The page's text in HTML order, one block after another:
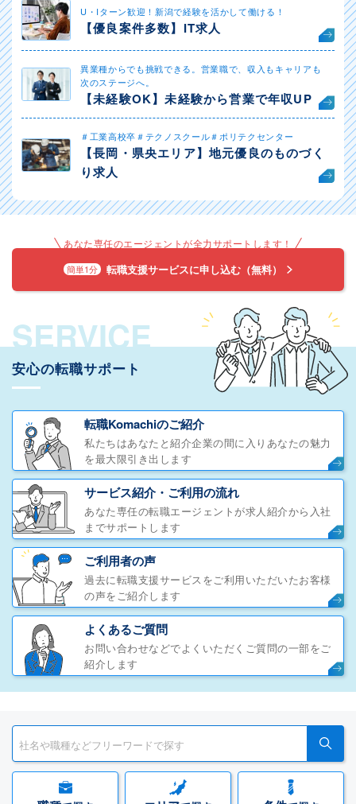
U・Iターン歓迎！新潟で経験を活かして働ける！
【優良案件多数】IT求人
異業種からでも挑戦できる。営業職で、収入もキャリアも
次のステージへ。
【未経験OK】未経験から営業で年収UP
＃工業高校卒＃テクノスクール＃ポリテクセンター
【長岡・県央エリア】地元優良のものづく
り求人
あなた専任のエージェントが全力サポートします！
簡単1分 転職支援サービスに申し込む（無料）
SERVICE
安心の転職サポート
転職Komachiのご紹介
私たちはあなたと紹介企業の間に入りあなたの魅力
を最大限引き出します
サービス紹介・ご利用の流れ
あなた専任の転職エージェントが求人紹介から入社
までサポートします
ご利用者の声
過去に転職支援サービスをご利用いただいたお客様
の声をご紹介します
よくあるご質問
お問い合わせなどでよくいただくご質問の一部をご
紹介します